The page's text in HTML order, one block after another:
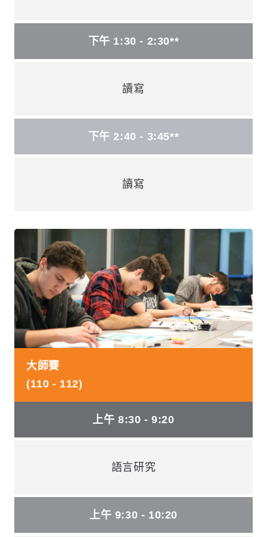
下午 1:30 - 2:30**
讀寫
下午 2:40 - 3:45**
讀寫
大師賽
(110 - 112)
上午 8:30 - 9:20
語言研究
上午 9:30 - 10:20